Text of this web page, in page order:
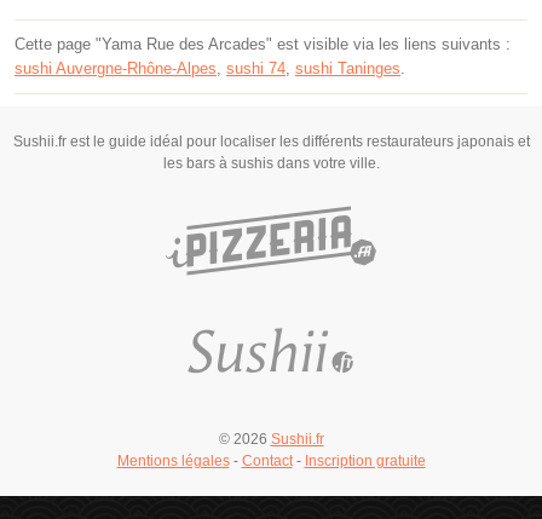
Cette page "Yama Rue des Arcades" est visible via les liens suivants :
sushi Auvergne-Rhône-Alpes, sushi 74, sushi Taninges.
Sushii.fr est le guide idéal pour localiser les différents restaurateurs japonais et
les bars à sushis dans votre ville.
© 2026 Sushii.fr
Mentions légales- Contact- Inscription gratuite